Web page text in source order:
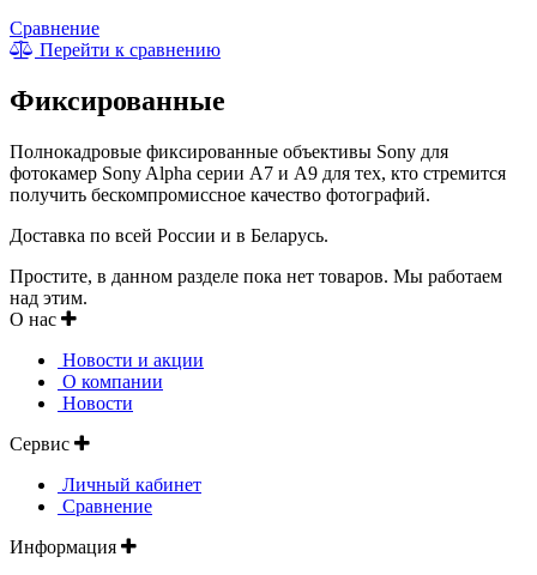
Сравнение
Перейти к сравнению
Фиксированные
Полнокадровые фиксированные объективы Sony для
фотокамер Sony Alpha серии A7 и A9 для тех, кто стремится
получить бескомпромиссное качество фотографий.
Доставка по всей России и в Беларусь.
Простите, в данном разделе пока нет товаров. Мы работаем
над этим.
О нас
Новости и акции
О компании
Новости
Сервис
Личный кабинет
Сравнение
Информация